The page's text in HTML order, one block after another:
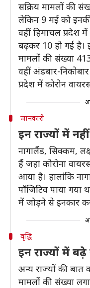
सक्रिय मामलों की
लेकिन 9 मई को
वहीं हिमाचल प्रदेश
बढ़कर 10 हो गई है।
मामलों की संख्या
वहीं अंडबार-
प्रदेश में कोरोन
जानकारी
इन राज्यों में
नागालैंड, सिक्कम,
हैं जहां कोरोना
आया है। हालांकि
पॉजिटिव पाया
में जोड़ने से इनकार
वृद्धि
इन राज्यों में
अन्य राज्यों की बात
मामलों की संख्या